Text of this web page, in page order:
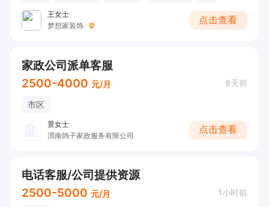
王女士
梦想家装饰
点击查看
家政公司派单客服
2500-4000 元/月 8天前
市区
景女士
渭南鸽子家政服务有限公司
点击查看
电话客服/公司提供资源
2500-5000 元/月 1小时前